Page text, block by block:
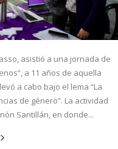
asistió a una jornada de
a 11 años de aquella
a cabo bajo el lema “La
de género”. La actividad
Santillán, en donde...